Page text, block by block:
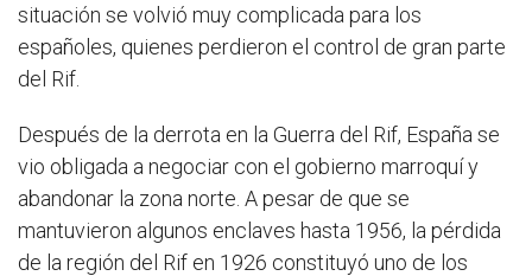
situación se volvió muy complicada para los
españoles, quienes perdieron el control de gran parte
del Rif.
Después de la derrota en la Guerra del Rif, España se
vio obligada a negociar con el gobierno marroquí y
abandonar la zona norte. A pesar de que se
mantuvieron algunos enclaves hasta 1956, la pérdida
de la región del Rif en 1926 constituyó uno de los